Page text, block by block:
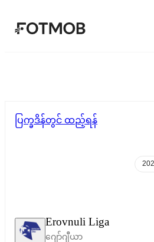
အဓိကအကြောင်းအရာသို့ ကျော်
Erovnuli Liga
ဂျော်ဂျီယာ
ပြက္ခဒိန်တွင် ထည့်ရန်